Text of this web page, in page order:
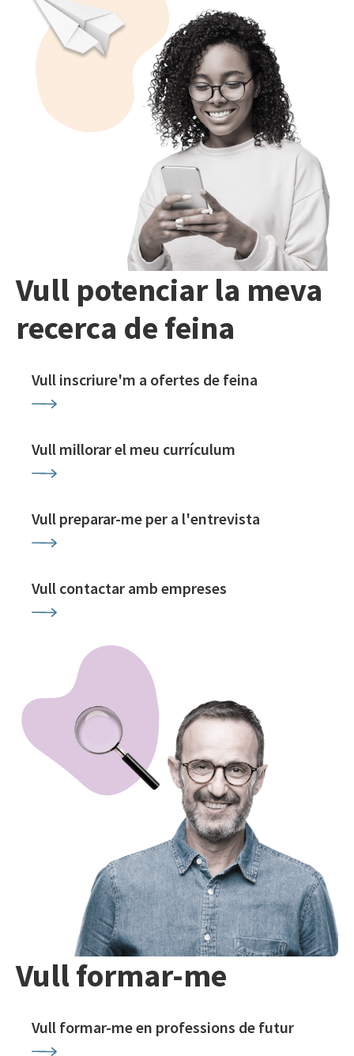
Vull potenciar la meva
recerca de feina
Vull inscriure'm a ofertes de feina
Vull millorar el meu currículum
Vull preparar-me per a l'entrevista
Vull contactar amb empreses
Vull formar-me
Vull formar-me en professions de futur